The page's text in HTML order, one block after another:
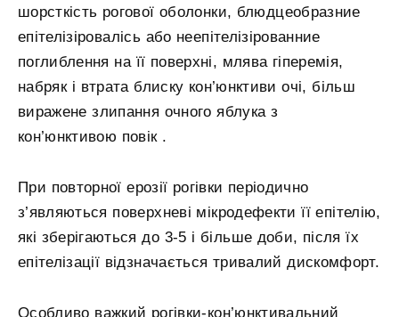
шорсткість рогової оболонки, блюдцеобразние
епітелізіровалісь або неепітелізірованние
поглиблення на її поверхні, млява гіперемія,
набряк і втрата блиску кон’юнктиви очі, більш
виражене злипання очного яблука з
кон’юнктивою повік .
При повторної ерозії рогівки періодично
з’являються поверхневі мікродефекти її епітелію,
які зберігаються до 3-5 і більше доби, після їх
епітелізації відзначається тривалий дискомфорт.
Особливо важкий рогівки-кон’юнктивальний